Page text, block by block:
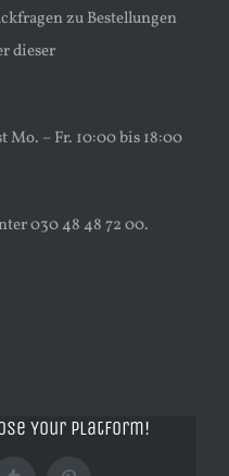
zu Bestellungen
dieser
Mo. – Fr. 10:00 bis 18:00
030 48 48 72 00.
Your Platform!